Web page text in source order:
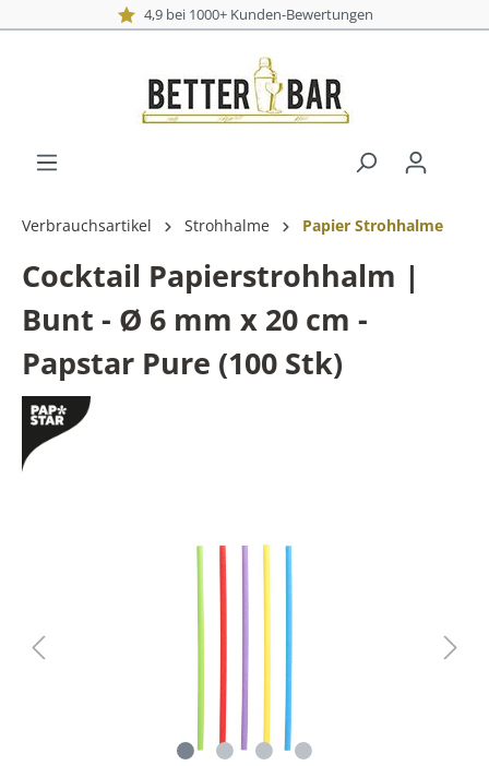
4,9 bei 1000+ Kunden-Bewertungen
Verbrauchsartikel Strohhalme Papier Strohhalme
Cocktail Papierstrohhalm |
Bunt - Ø 6 mm x 20 cm -
Papstar Pure (100 Stk)